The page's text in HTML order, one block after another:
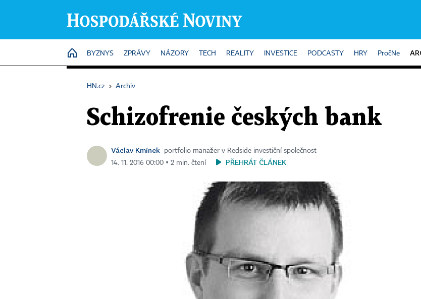
HOME
BYZNYS ZPRÁVY NÁZORY TECH REALITY INVESTICE PODCASTY HRY PročNe
HN.cz › Archiv
Schizofrenie českých bank
Václav Kmínek
portfolio manažer v Redside investiční společnost
14. 11. 2016 00:00 ▪ 2 min. čtení
PŘEHRÁT ČLÁNEK